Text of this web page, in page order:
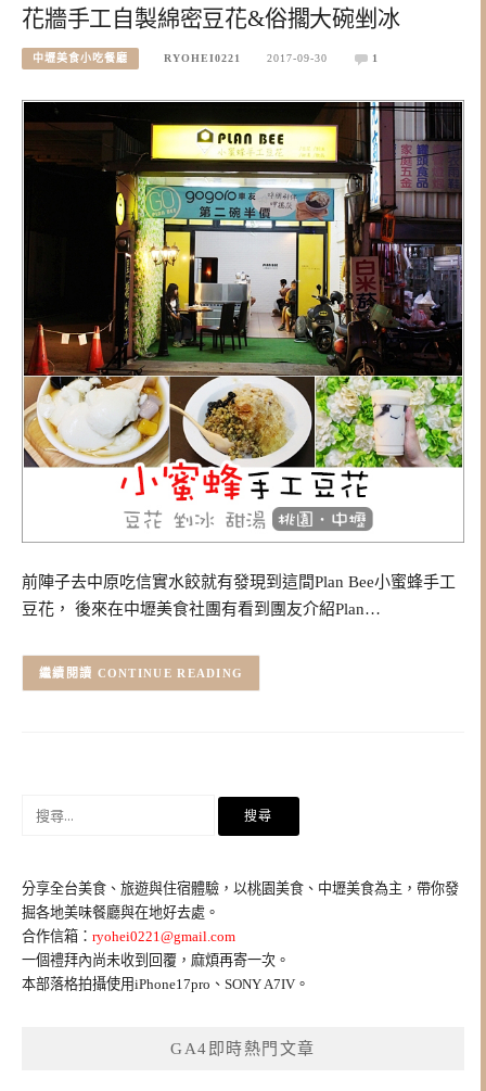
花牆手工自製綿密豆花&俗擱大碗剉冰
中壢美食小吃餐廳 RYOHEI0221 2017-09-30 1
前陣子去中原吃信實水餃就有發現到這間Plan Bee小蜜蜂手工
豆花， 後來在中壢美食社團有看到團友介紹Plan…
CONTINUE READING
字:
分享全台美食、旅遊與住宿體驗，以桃園美食、中壢美食為主，帶你發
掘各地美味餐廳與在地好去處。
合作信箱： ryohei0221@gmail.com
一個禮拜內尚未收到回覆，麻煩再寄一次。
本部落格拍攝使用iPhone17pro、SONY A7IV。
GA4即時熱門文章